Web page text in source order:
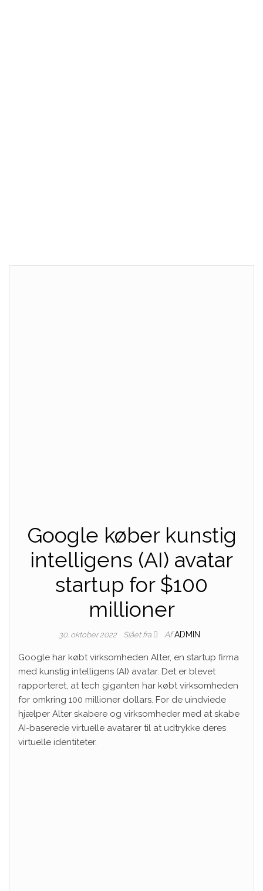
Google køber kunstig
intelligens (AI) avatar
startup for $100
millioner
30. oktober 2022 Slået fra Af ADMIN
Google har købt virksomheden Alter, en startup firma
med kunstig intelligens (AI) avatar. Det er blevet
rapporteret, at tech giganten har købt virksomheden
for omkring 100 millioner dollars. For de uindviede
hjælper Alter skabere og virksomheder med at skabe
AI-baserede virtuelle avatarer til at udtrykke deres
virtuelle identiteter.